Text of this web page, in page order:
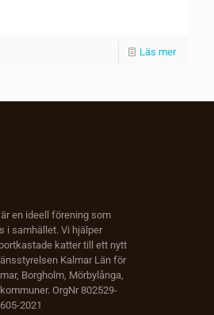
Läs mer
en ideell förening som
i samhället. Vi hjälper
katter till ett nytt
Kalmar Län för
Borgholm, Mörbylånga,
OrgNr 802529-
2021